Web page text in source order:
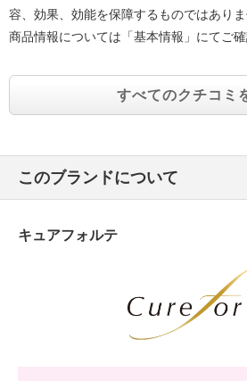
容、効果、効能を保障するものではありま
商品情報については「基本情報」にてご確
すべてのクチコミ
このブランドについて
キュアフォルテ